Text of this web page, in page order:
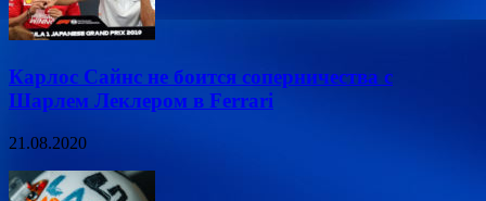
Карлос Сайнс не боится соперничества с
Шарлем Леклером в Ferrari
21.08.2020